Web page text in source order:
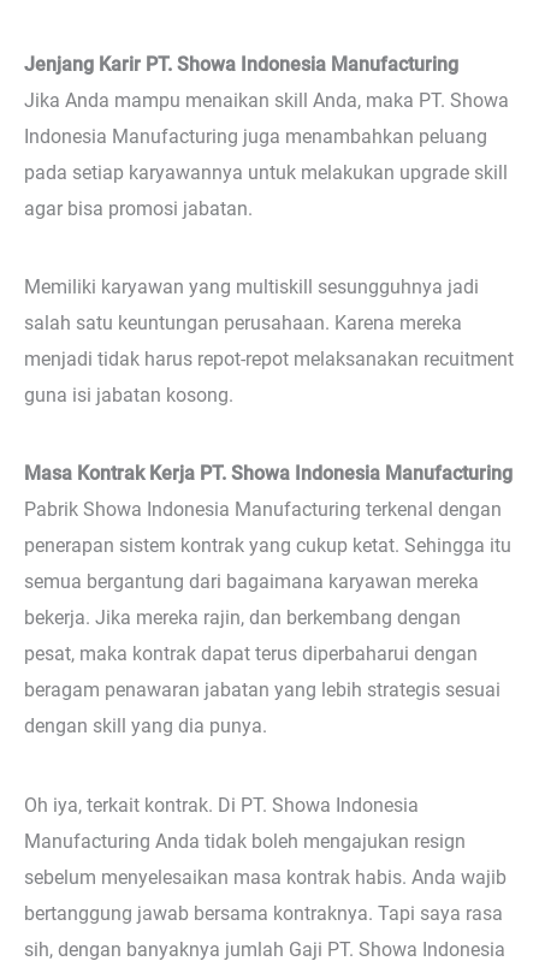
Jenjang Karir PT. Showa Indonesia Manufacturing
Jika Anda mampu menaikan skill Anda, maka PT. Showa
Indonesia Manufacturing juga menambahkan peluang
pada setiap karyawannya untuk melakukan upgrade skill
agar bisa promosi jabatan.
Memiliki karyawan yang multiskill sesungguhnya jadi
salah satu keuntungan perusahaan. Karena mereka
menjadi tidak harus repot-repot melaksanakan recuitment
guna isi jabatan kosong.
Masa Kontrak Kerja PT. Showa Indonesia Manufacturing
Pabrik Showa Indonesia Manufacturing terkenal dengan
penerapan sistem kontrak yang cukup ketat. Sehingga itu
semua bergantung dari bagaimana karyawan mereka
bekerja. Jika mereka rajin, dan berkembang dengan
pesat, maka kontrak dapat terus diperbaharui dengan
beragam penawaran jabatan yang lebih strategis sesuai
dengan skill yang dia punya.
Oh iya, terkait kontrak. Di PT. Showa Indonesia
Manufacturing Anda tidak boleh mengajukan resign
sebelum menyelesaikan masa kontrak habis. Anda wajib
bertanggung jawab bersama kontraknya. Tapi saya rasa
sih, dengan banyaknya jumlah Gaji PT. Showa Indonesia